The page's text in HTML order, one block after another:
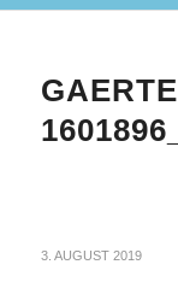
3. AUGUST 2019